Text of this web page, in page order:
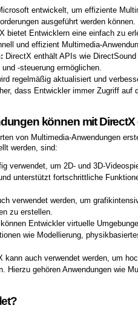
entwickelt, um effiziente
ausgeführt werden können.
bietet Entwicklern eine einfach zu
und effizient Multimedia-
DirectX enthält APIs wie
-steuerung ermöglichen.
regelmäßig aktualisiert und
dass Entwickler immer Zugriff auf
können mit DirectX
von Multimedia-Anwendungen
werden, sind:
verwendet, um 2D- und 3D-
unterstützt fortschrittliche
verwendet werden, um
zu erstellen.
Entwickler virtuelle
wie Modellierung,
kann auch verwendet werden, um
Hierzu gehören Anwendungen wie